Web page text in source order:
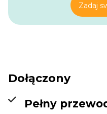
Ostatnie kilometry
otoczenia Rifugio Pastore,
Zadaj
Dołączony
Pełny